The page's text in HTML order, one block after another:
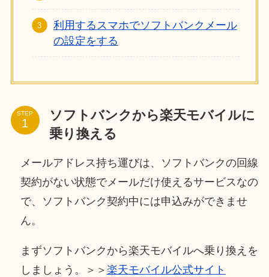
利用するスマホでソフトバンクメール
の設定をする
STEP
ソフトバンクから楽天モバイルに
乗り換える
メールアドレス持ち運びは、ソフトバンクの回線
契約がない状態でメールだけ使えるサービスなの
で、ソフトバンク契約中には申込みができませ
ん。
まずソフトバンクから楽天モバイルへ乗り換えを
しましょう。＞＞ 楽天モバイル公式サイト